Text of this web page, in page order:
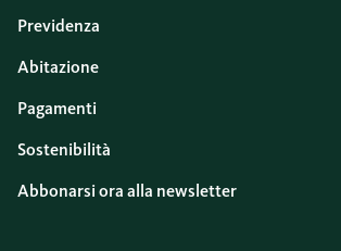
Previdenza
Abitazione
Pagamenti
Sostenibilità
Abbonarsi ora alla newsletter